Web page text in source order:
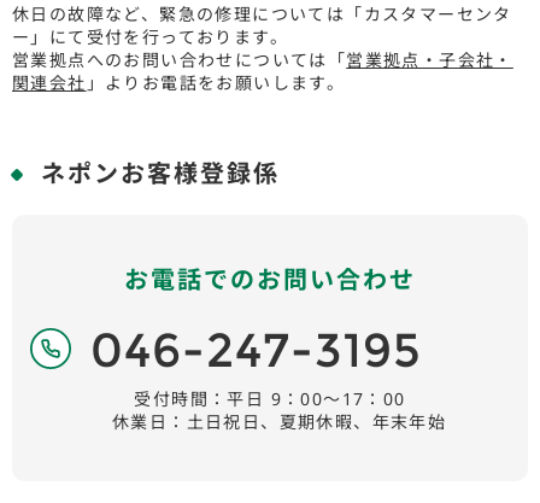
休日の故障など、緊急の修理については「カスタマーセンタ
ー」にて受付を行っております。
営業拠点へのお問い合わせについては「営業拠点・子会社・
関連会社 」よりお電話をお願いします。
ネポンお客様登録係
お電話でのお問い合わせ
046-247-3195
受付時間：平日 9：00〜17：00
休業日：土日祝日、夏期休暇、年末年始